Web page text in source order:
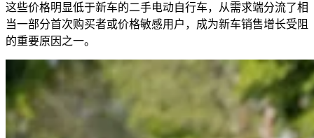
这些价格明显低于新车的二手电动自行车，从需求端分流了相
当一部分首次购买者或价格敏感用户，成为新车销售增长受阻
的重要原因之一。